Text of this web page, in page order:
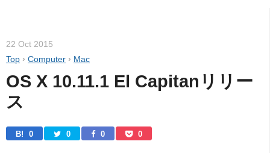
22 Oct 2015
Top › Computer › Mac
OS X 10.11.1 El Capitanリリー
ス
B! 0 0 0 0